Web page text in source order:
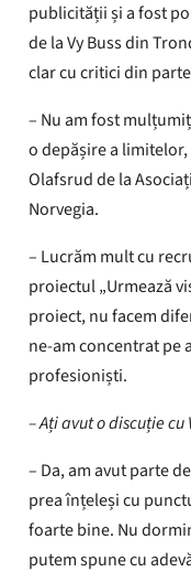
publicității și a fost
de la Vy Buss din
clar cu critici din
– Nu am fost
o depășire a
Olafsrud de la
Norvegia.
– Lucrăm mult cu
proiectul „Urmează
proiect, nu facem
ne-am concentrat pe
profesioniști.
– Ați avut o discuție
– Da, am avut parte
prea înțeleși cu
foarte bine. Nu
putem spune cu